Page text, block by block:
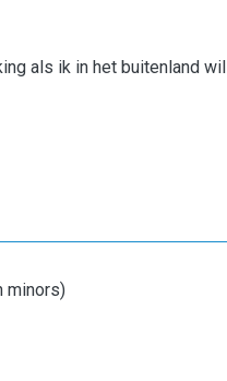
als ik in het buitenland wil
minors)